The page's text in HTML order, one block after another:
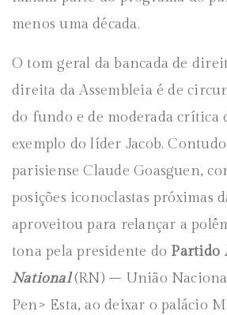
menos uma década.
O tom geral da bancada de
direita da Assembleia é de
do fundo e de moderada crítica
exemplo do líder Jacob.
parisiense Claude Goasguen,
posições iconoclastas próximas
aproveitou para relançar a
tona pela presidente do Partido
National(RN) – União
Pen> Esta, ao deixar o palácio